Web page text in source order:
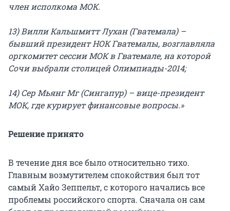
член исполкома МОК.
13) Вилли Кальшмитт Лухан (Гватемала) –
бывший президент НОК Гватемалы, возглавляла
оргкомитет сессии МОК в Гватемале, на которой
Сочи выбрали столицей Олимпиады-2014;
14) Сер Мьянг Мг (Сингапур) – вице-президент
МОК, где курирует финансовые вопросы.»
Решение принято
В течение дня все было относительно тихо.
Главным возмутителем спокойствия был тот
самый Хайо Зеппельт, с которого начались все
проблемы российского спорта. Сначала он сам